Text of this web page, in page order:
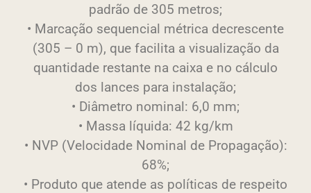
padrão de 305 metros;
• Marcação sequencial métrica decrescente
(305 – 0 m), que facilita a visualização da
quantidade restante na caixa e no cálculo
dos lances para instalação;
• Diâmetro nominal: 6,0 mm;
• Massa líquida: 42 kg/km
• NVP (Velocidade Nominal de Propagação):
68%;
• Produto que atende as políticas de respeito